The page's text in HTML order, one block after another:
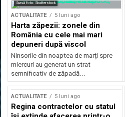
Sursă foto: Shutterstock
ACTUALITATE 5 luni ago
Harta zăpezii: zonele din
România cu cele mai mari
depuneri după viscol
Ninsorile din noaptea de marți spre
miercuri au generat un strat
semnificativ de zăpadă...
ACTUALITATE 5 luni ago
Regina contractelor cu statul